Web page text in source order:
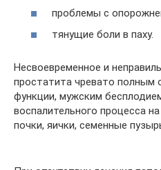
проблемы с
тянущие боли в паху.
Несвоевременное и
простатита чревато полным
функции, мужским
воспалительного процесса
почки, яички, семенные